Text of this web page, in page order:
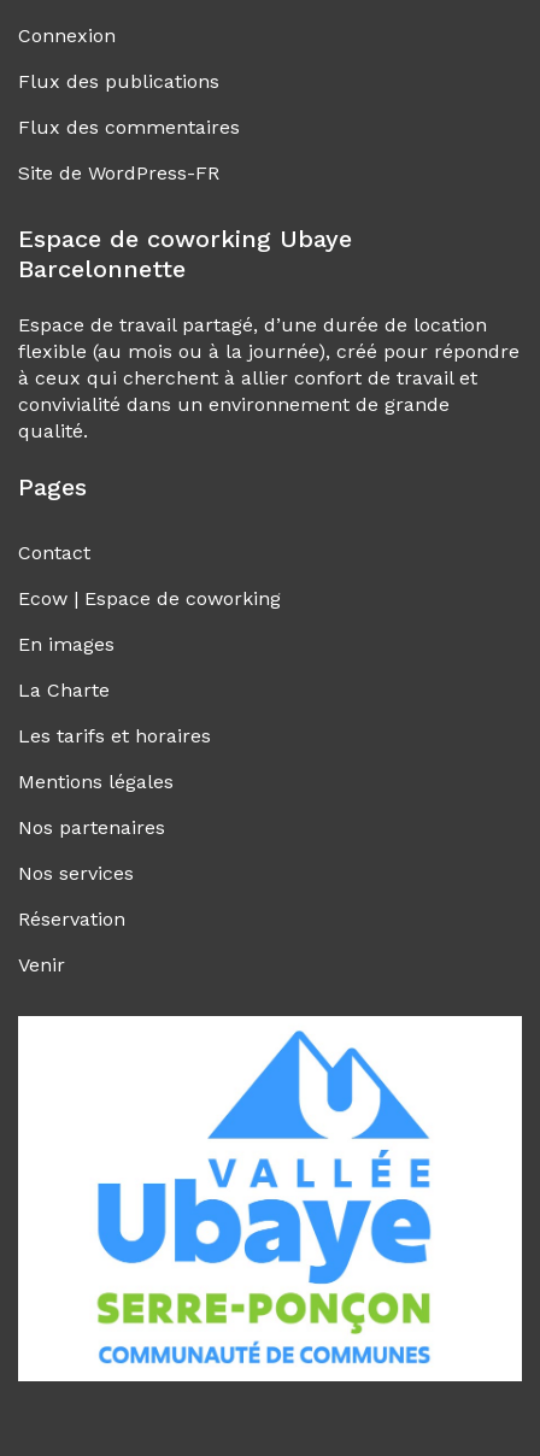
Connexion
Flux des publications
Flux des commentaires
Site de WordPress-FR
Espace de coworking Ubaye
Barcelonnette
Espace de travail partagé, d’une durée de location
flexible (au mois ou à la journée), créé pour répondre
à ceux qui cherchent à allier confort de travail et
convivialité dans un environnement de grande
qualité.
Pages
Contact
Ecow | Espace de coworking
En images
La Charte
Les tarifs et horaires
Mentions légales
Nos partenaires
Nos services
Réservation
Venir